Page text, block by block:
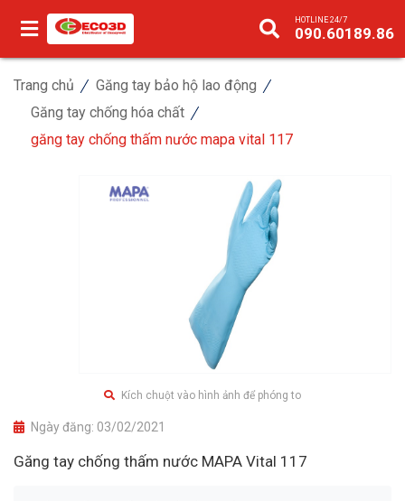
HOTLINE 24/7
090.60189.86
Trang chủ
Găng tay bảo hộ lao động
Găng tay chống hóa chất
găng tay chống thấm nước mapa vital 117
Kích chuột vào hình ảnh để phóng to
Ngày đăng: 03/02/2021
Găng tay chống thấm nước MAPA Vital 117